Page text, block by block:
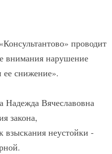
проводит
внимания нарушение
ее снижение».
Надежда Вячеславовна
закона,
взыскания неустойки -